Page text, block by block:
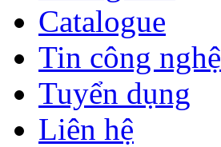
Catalogue
Tin công nghệ
Tuyển dụng
Liên hệ